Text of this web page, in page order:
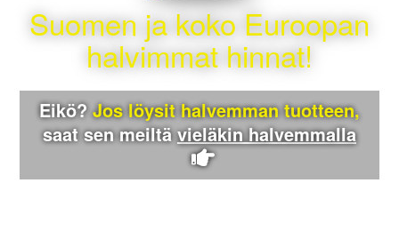
Suomen ja koko Euroopan
halvimmat hinnat!
Eikö?Jos löysit halvemman tuotteen,
saat sen meiltävieläkin halvemmalla